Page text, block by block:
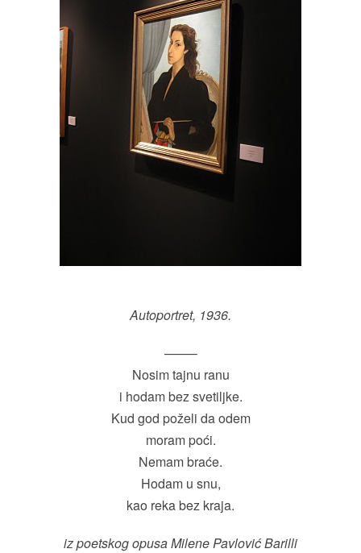
Autoportret, 1936.
——–
Nosim tajnu ranu
i hodam bez svetiljke.
Kud god poželi da odem
moram poći.
Nemam braće.
Hodam u snu,
kao reka bez kraja.
iz poetskog opusa Milene Pavlović Barilli